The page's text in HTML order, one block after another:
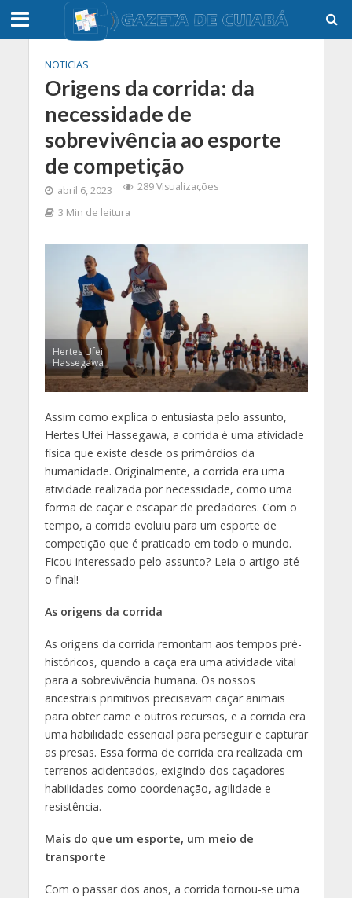
NOTICIAS
Origens da corrida: da
necessidade de
sobrevivência ao esporte
de competição
abril 6, 2023
289 Visualizações
3 Min de leitura
Hertes Ufei
Hassegawa
Assim como explica o entusiasta pelo assunto,
Hertes Ufei Hassegawa, a corrida é uma atividade
física que existe desde os primórdios da
humanidade. Originalmente, a corrida era uma
atividade realizada por necessidade, como uma
forma de caçar e escapar de predadores. Com o
tempo, a corrida evoluiu para um esporte de
competição que é praticado em todo o mundo.
Ficou interessado pelo assunto? Leia o artigo até
o final!
As origens da corrida
As origens da corrida remontam aos tempos pré-
históricos, quando a caça era uma atividade vital
para a sobrevivência humana. Os nossos
ancestrais primitivos precisavam caçar animais
para obter carne e outros recursos, e a corrida era
uma habilidade essencial para perseguir e capturar
as presas. Essa forma de corrida era realizada em
terrenos acidentados, exigindo dos caçadores
habilidades como coordenação, agilidade e
resistência.
Mais do que um esporte, um meio de
transporte
Com o passar dos anos, a corrida tornou-se uma